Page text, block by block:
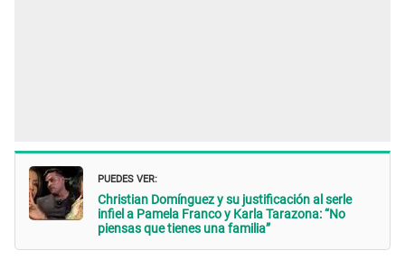
PUEDES VER:
Christian Domínguez y su justificación al serle
infiel a Pamela Franco y Karla Tarazona: “No
piensas que tienes una familia”